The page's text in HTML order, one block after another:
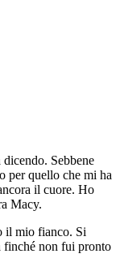
Sebbene
per quello che mi ha
il cuore. Ho
Macy.
il mio fianco. Si
finché non fui pronto